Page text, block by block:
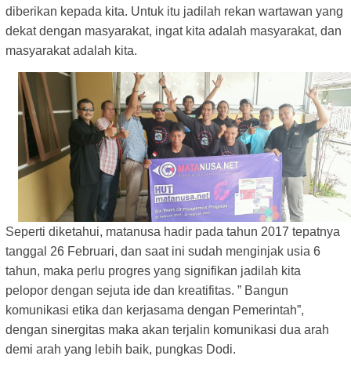
diberikan kepada kita. Untuk itu jadilah rekan wartawan yang
dekat dengan masyarakat, ingat kita adalah masyarakat, dan
masyarakat adalah kita.
Seperti diketahui, matanusa hadir pada tahun 2017 tepatnya
tanggal 26 Februari, dan saat ini sudah menginjak usia 6
tahun, maka perlu progres yang signifikan jadilah kita
pelopor dengan sejuta ide dan kreatifitas. ” Bangun
komunikasi etika dan kerjasama dengan Pemerintah”,
dengan sinergitas maka akan terjalin komunikasi dua arah
demi arah yang lebih baik, pungkas Dodi.